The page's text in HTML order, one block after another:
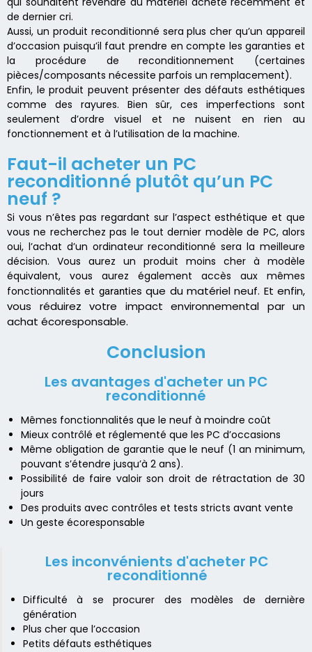
de dernier cri.
Aussi, un produit reconditionné sera plus cher qu’un appareil
d’occasion puisqu’il faut prendre en compte les garanties et
la procédure de reconditionnement (certaines
pièces/composants nécessite parfois un remplacement).
Enfin, le produit peuvent présenter des défauts esthétiques
comme des rayures. Bien sûr, ces imperfections sont
seulement d’ordre visuel et ne nuisent en rien au
fonctionnement et à l’utilisation de la machine.
Faut-il acheter un PC
reconditionné plutôt qu’un PC
neuf ?
Si vous n’êtes pas regardant sur l’aspect esthétique et que
vous ne recherchez pas le tout dernier modèle de PC, alors
oui, l’achat d’un ordinateur reconditionné sera la meilleure
décision. Vous aurez un produit moins cher à modèle
équivalent, vous aurez également accès aux mêmes
fonctionnalités et garantiesque du matériel neuf. Et enfin,
vous réduirez votre impact environnemental par un
achat écoresponsable.
Conclusion
Les avantages d'acheter un PC
reconditionné
Mêmes fonctionnalités que le neuf à moindre coût
Mieux contrôlé et réglementé que les PC d’occasions
Même obligation de garantie que le neuf (1 an minimum,
pouvant s’étendre jusqu’à 2 ans).
Possibilité de faire valoir son droit de rétractation de 30
jours
Des produits avec contrôles et tests stricts avant vente
Un geste écoresponsable
Les inconvénients d'acheter PC
reconditionné
Difficulté à se procurer des modèles de dernière
génération
Plus cher que l’occasion
Petits défauts esthétiques